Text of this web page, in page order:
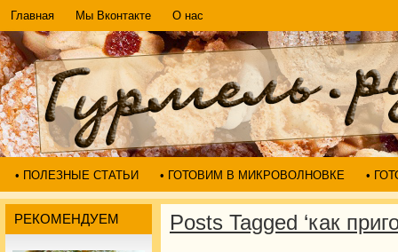
Главная Мы Вконтакте О нас
• ПОЛЕЗНЫЕ СТАТЬИ • ГОТОВИМ В МИКРОВОЛНОВКЕ •
РЕКОМЕНДУЕМ
Posts Tagged ‘как